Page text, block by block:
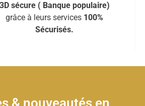
3D sécure ( Banque populaire)
grâce à leurs services 100%
Sécurisés.